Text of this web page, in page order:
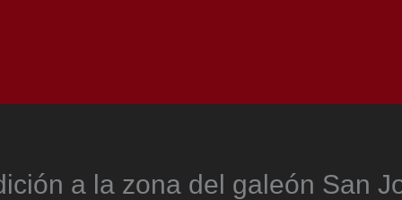
a la zona del galeón San